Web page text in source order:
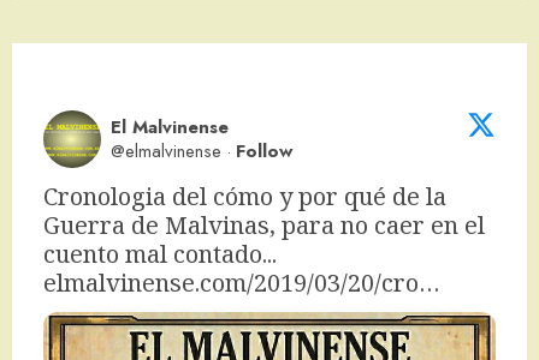
El Malvinense
@elmalvinense · Follow
Cronologia del cómo y por qué de la
Guerra de Malvinas, para no caer en el
elmalvinense.com/2019/03/20/cro…